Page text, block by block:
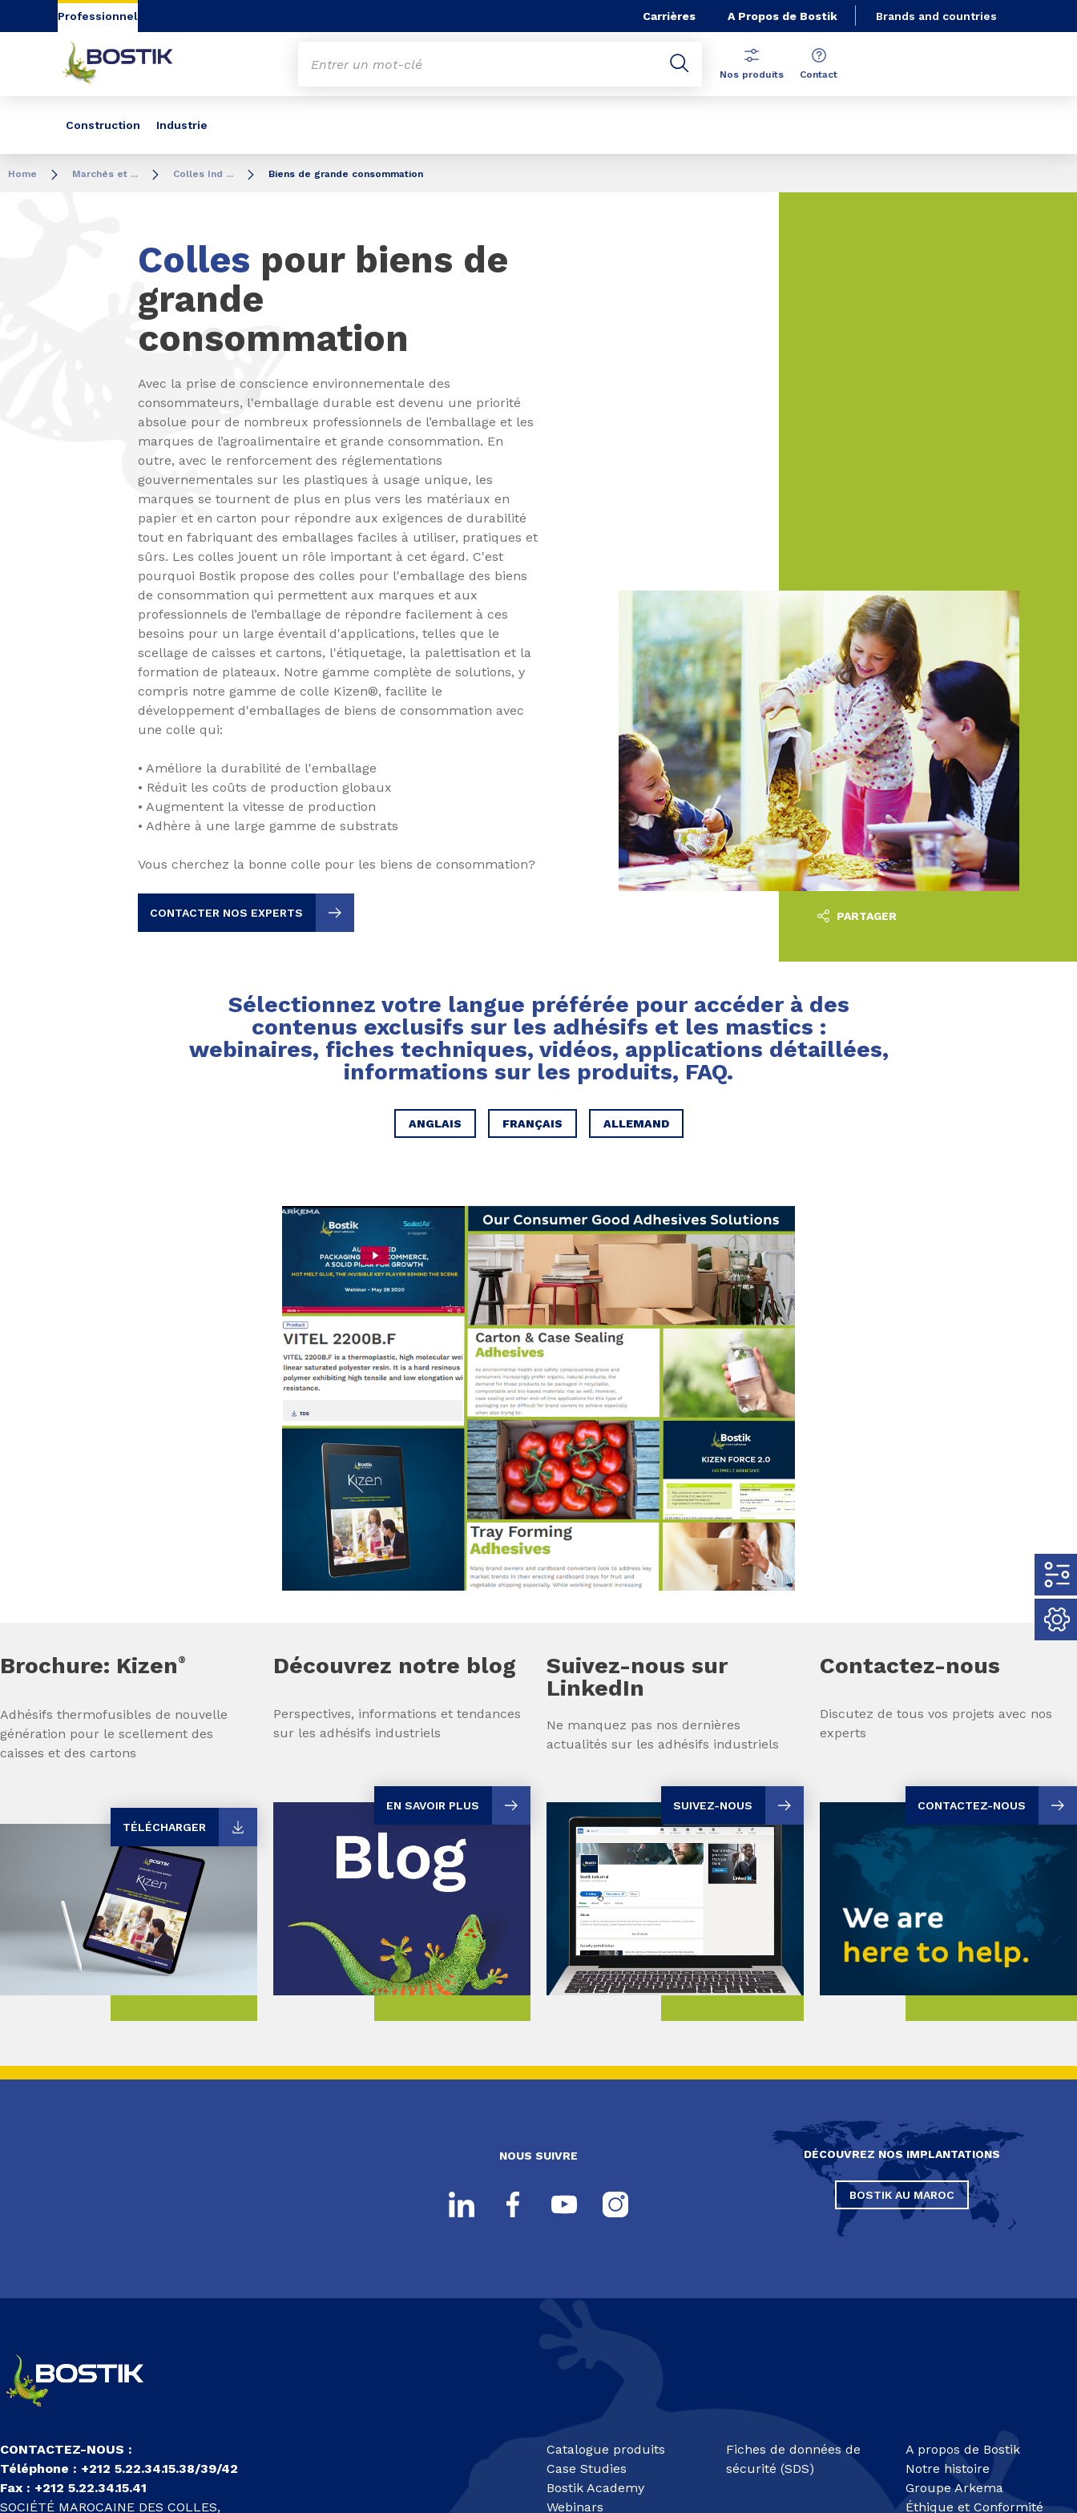
Aller au contenu Aller au menu
Professionnel Carrières A Propos de Bostik Brands and countries
Construction Industrie
Nos produits Contact
Home Marchés et ... Colles Ind ... Biens de grande consommation
Colles pour biens de
grande
consommation
Avec la prise de conscience environnementale des
consommateurs, l'emballage durable est devenu une priorité
absolue pour de nombreux professionnels de l’emballage et les
marques de l’agroalimentaire et grande consommation. En
outre, avec le renforcement des réglementations
gouvernementales sur les plastiques à usage unique, les
marques se tournent de plus en plus vers les matériaux en
papier et en carton pour répondre aux exigences de durabilité
tout en fabriquant des emballages faciles à utiliser, pratiques et
sûrs. Les colles jouent un rôle important à cet égard. C'est
pourquoi Bostik propose des colles pour l'emballage des biens
de consommation qui permettent aux marques et aux
professionnels de l’emballage de répondre facilement à ces
besoins pour un large éventail d'applications, telles que le
scellage de caisses et cartons, l'étiquetage, la palettisation et la
formation de plateaux. Notre gamme complète de solutions, y
compris notre gamme de colle Kizen®, facilite le
développement d'emballages de biens de consommation avec
une colle qui:
• Améliore la durabilité de l'emballage
• Réduit les coûts de production globaux
• Augmentent la vitesse de production
• Adhère à une large gamme de substrats
Vous cherchez la bonne colle pour les biens de consommation?
CONTACTER NOS EXPERTS PARTAGER
Sélectionnez votre langue préférée pour accéder à des
contenus exclusifs sur les adhésifs et les mastics :
webinaires, fiches techniques, vidéos, applications détaillées,
informations sur les produits, FAQ.
ANGLAIS FRANÇAIS ALLEMAND
Brochure: Kizen ®
Adhésifs thermofusibles de nouvelle
génération pour le scellement des
caisses et des cartons
TÉLÉCHARGER
Découvrez notre blog
Perspectives, informations et tendances
sur les adhésifs industriels
EN SAVOIR PLUS
Suivez-nous sur
LinkedIn
Ne manquez pas nos dernières
actualités sur les adhésifs industriels
SUIVEZ-NOUS
Contactez-nous
Discutez de tous vos projets avec nos
experts
CONTACTEZ-NOUS
NOUS SUIVRE DÉCOUVREZ NOS IMPLANTATIONS
BOSTIK AU MAROC
CONTACTEZ-NOUS :
Téléphone : +212 5.22.34.15.38/39/42
Fax : +212 5.22.34.15.41
SOCIÉTÉ MAROCAINE DES COLLES,
Catalogue produits
Case Studies
Bostik Academy
Webinars
Fiches de données de
sécurité (SDS)
A propos de Bostik
Notre histoire
Groupe Arkema
Éthique et Conformité